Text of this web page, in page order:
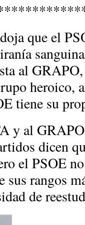
que el
al
heroico,
tiene su
y al
dicen
el PSOE
sus rangos
de